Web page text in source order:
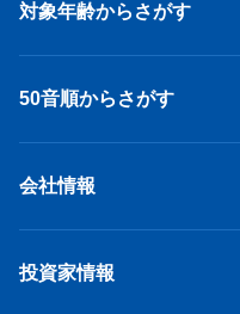
対象年齢からさがす
50音順からさがす
会社情報
投資家情報